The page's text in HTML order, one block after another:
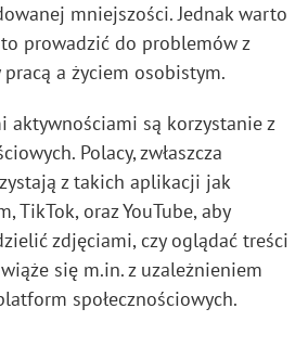
mniejszości. Jednak warto
prowadzić do problemów z
a życiem osobistym.
aktywnościami są korzystanie z
Polacy, zwłaszcza
z takich aplikacji jak
TikTok, oraz YouTube, aby
zdjęciami, czy oglądać treści
się m.in. z uzależnieniem
społecznościowych.